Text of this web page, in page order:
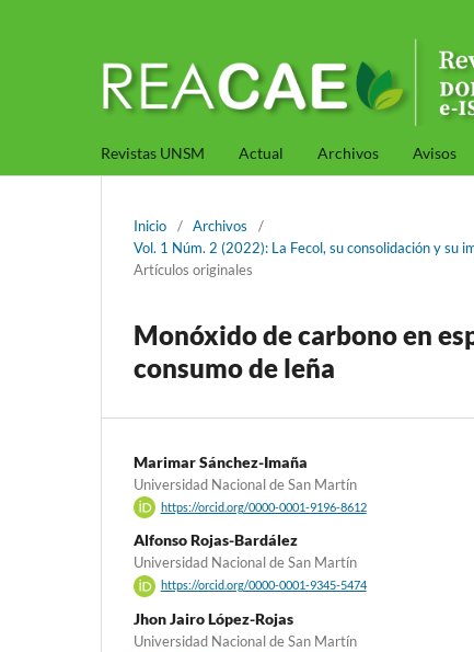
Revistas UNSM Actual Archivos Avisos
Inicio / Archivos
/
Vol. 1 Núm. 2 (2022): La Fecol, su consolidación y su
Artículos originales
Monóxido de carbono en
consumo de leña
Marimar Sánchez-Imaña
Universidad Nacional de San Martín
https://orcid.org/0000-0001-9196-8612
Alfonso Rojas-Bardález
Universidad Nacional de San Martín
https://orcid.org/0000-0001-9345-5474
Jhon Jairo López-Rojas
Universidad Nacional de San Martín